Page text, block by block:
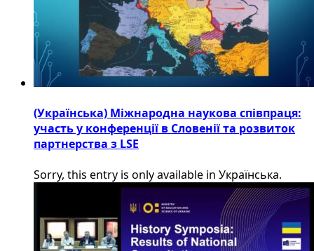
(Українська) Міжнародна наукова співпраця:
участь у конференції в Словенії та розвиток
партнерства з LSE
Sorry, this entry is only available in Українська.